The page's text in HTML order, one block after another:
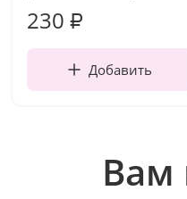
230 ₽
Добавить
Вам